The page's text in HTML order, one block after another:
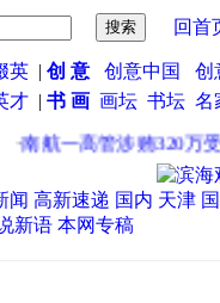
回首
英| 创 意 创意中国
创
才 | 书 画 画坛 书坛 名
南航一高管涉贿320万受
闻 高新速递 国内 天津
新语 本网专稿